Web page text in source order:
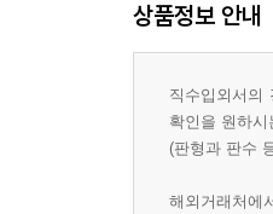
상품정보 안내
직수입외서의
확인을 원하
(판형과 판수
해외거래처에